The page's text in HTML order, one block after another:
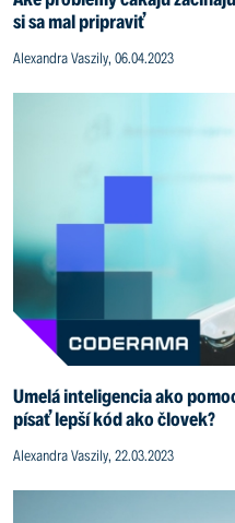
si sa mal pripraviť
Alexandra Vaszily, 06.04.2023
Umelá inteligencia ako
písať lepší kód ako človek?
Alexandra Vaszily, 22.03.2023